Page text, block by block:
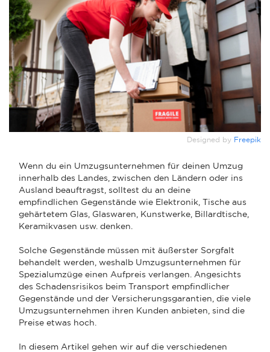
Designed by Freepik
Wenn du ein Umzugsunternehmen für deinen Umzug
innerhalb des Landes, zwischen den Ländern oder ins
Ausland beauftragst, solltest du an deine
empfindlichen Gegenstände wie Elektronik, Tische aus
gehärtetem Glas, Glaswaren, Kunstwerke, Billardtische,
Keramikvasen usw. denken.
Solche Gegenstände müssen mit äußerster Sorgfalt
behandelt werden, weshalb Umzugsunternehmen für
Spezialumzüge einen Aufpreis verlangen. Angesichts
des Schadensrisikos beim Transport empfindlicher
Gegenstände und der Versicherungsgarantien, die viele
Umzugsunternehmen ihren Kunden anbieten, sind die
Preise etwas hoch.
In diesem Artikel gehen wir auf die verschiedenen